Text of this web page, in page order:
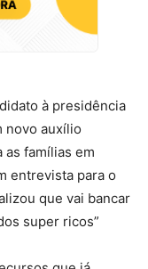
à presidência
novo auxílio
as famílias em
entrevista para o
que vai bancar
super ricos”